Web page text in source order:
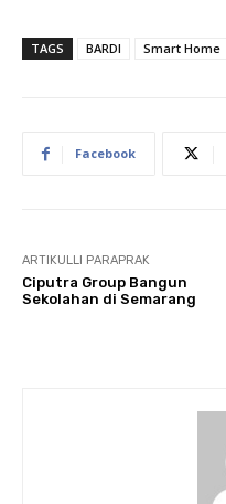
TAGS BARDI Smart Home
Facebook
ARTIKULLI PARAPRAK
Ciputra Group Bangun
Sekolahan di Semarang